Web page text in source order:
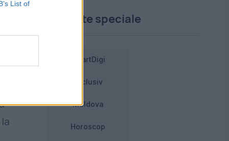
List of
Proiecte speciale
SmartDigi
Exclusiv
Moldova
Horoscop